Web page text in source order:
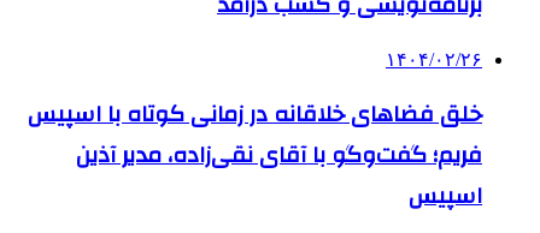
۱۴۰۴/۰۲/۲۶
خلق فضاهای خلاقانه در زمانی کوتاه با اسپیس
فریم؛ گفت‌وگو با آقای نقی‌زاده، مدیر آذین
اسپیس